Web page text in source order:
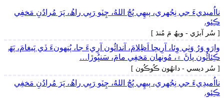
نااُميديءَ جي نِجُهري، پيھِي پُڇُ اللهُ، چِٽو رَبِي راھُ، پَرَ مُرادُنِ مَخفِي
ڪِئو.
[ سُر آبڙي - ويھُ مَ مُنڌ ]
وارَو وَرُ وَٺِي وِئا، آرِيچا اَظِلامَ، آندائُون آرِيءَ جا، پُنهونءَ ڏي پَيغامَ، پَھَ
ڪِئائُون پاڻَ ۾، مُونھان مَخفِي مامَ، سَنڀُوڙا…
[ سُر ديسي - دانھُون ڪُوڪُون ]
نااُميدِيءَ جي نِجُهري، پيھِي پُڇُ اللهُ، چِٽو رَبِي راھُ، پَرَ مُرادُنِ مَخفِي
ڪِئو.